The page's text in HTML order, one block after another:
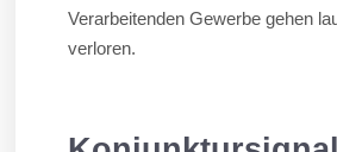
Verarbeitenden Gewerbe gehen
verloren.